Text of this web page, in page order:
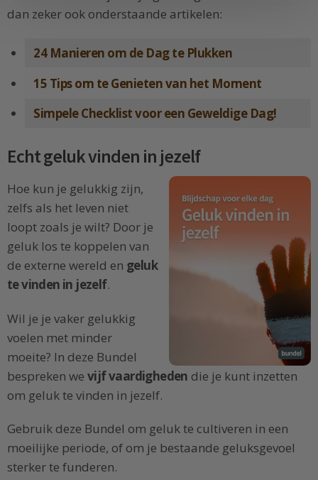
dan zeker ook onderstaande artikelen:
24 Manieren om de Dag te Plukken
15 Tips om te Genieten van het Moment
Simpele Checklist voor een Geweldige Dag!
Echt geluk vinden in jezelf
Hoe kun je gelukkig zijn,
zelfs als het leven niet
loopt zoals je wilt? Door je
geluk los te koppelen van
de externe wereld en geluk
te vinden in jezelf.
Wil je je vaker gelukkig
voelen met minder
moeite? In deze Bundel
bespreken we vijf vaardigheden die je kunt inzetten
om geluk te vinden in jezelf.
Gebruik deze Bundel om geluk te cultiveren in een
moeilijke periode, of om je bestaande geluksgevoel
sterker te funderen.